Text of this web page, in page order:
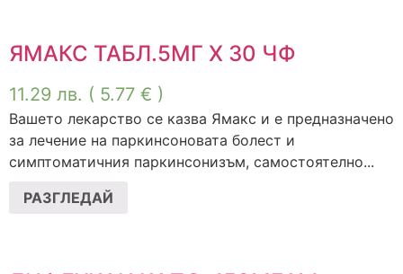
ЯМАКС ТАБЛ.5МГ Х 30 ЧФ
11.29 лв. ( 5.77 € )
Вашето лекарство се казва Ямакс и е предназначено
за лечение на паркинсоновата болест и
симптоматичния паркинсонизъм, самостоятелно...
РАЗГЛЕДАЙ